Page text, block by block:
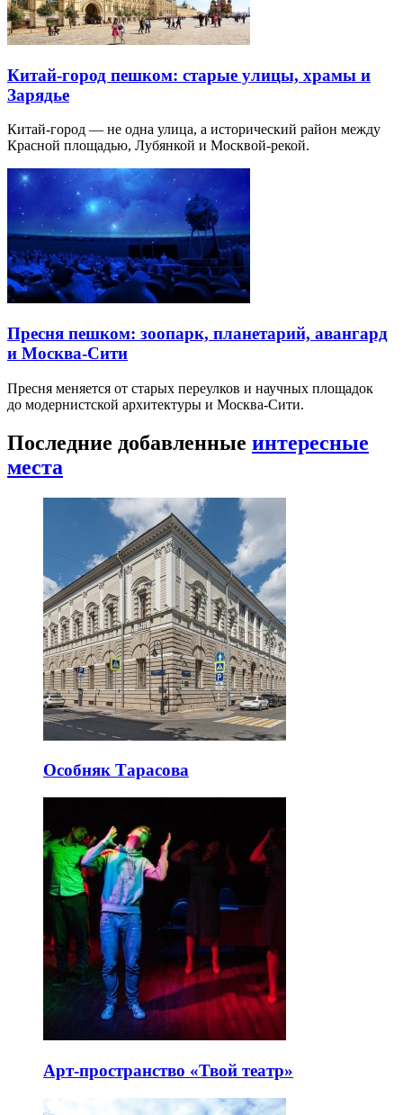
Китай-город пешком: старые улицы, храмы и
Зарядье
Китай-город — не одна улица, а исторический район между
Красной площадью, Лубянкой и Москвой-рекой.
Пресня пешком: зоопарк, планетарий, авангард
и Москва-Сити
Пресня меняется от старых переулков и научных площадок
до модернистской архитектуры и Москва-Сити.
Последние добавленные интересные
места
Особняк Тарасова
Арт-пространство «Твой театр»